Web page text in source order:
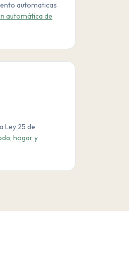
automaticas
automática de
Ley 25 de
hogar y